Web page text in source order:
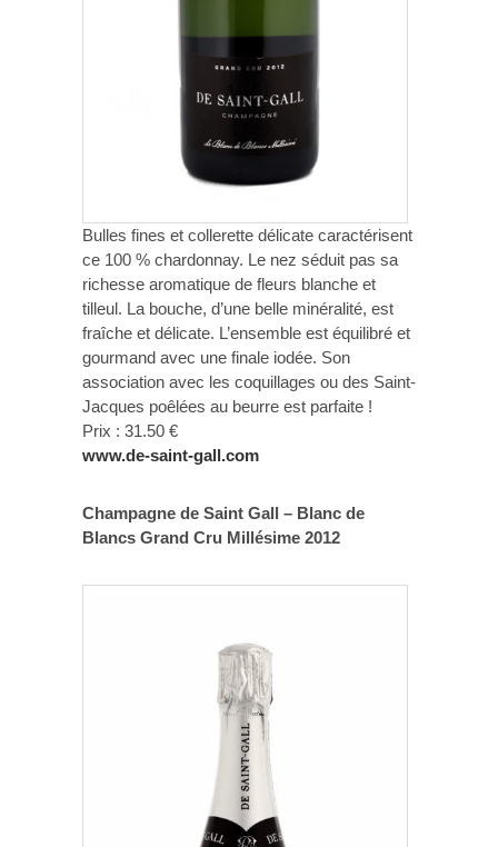
Bulles fines et collerette délicate caractérisent
ce 100 % chardonnay. Le nez séduit pas sa
richesse aromatique de fleurs blanche et
tilleul. La bouche, d’une belle minéralité, est
fraîche et délicate. L’ensemble est équilibré et
gourmand avec une finale iodée. Son
association avec les coquillages ou des Saint-
Jacques poêlées au beurre est parfaite !
Prix : 31.50 €
www.de-saint-gall.com
Champagne de Saint Gall – Blanc de
Blancs Grand Cru Millésime 2012